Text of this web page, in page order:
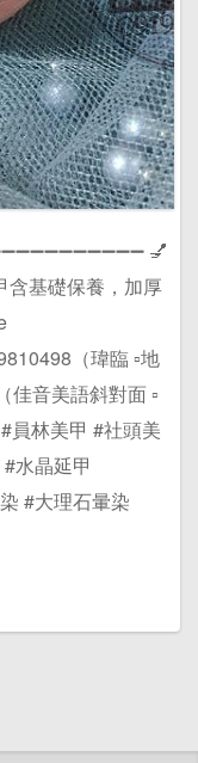
💅
含基礎保養，加厚
（瑋臨 ▫️地
佳音美語斜對面 ▫️
員林美甲 #社頭美
水晶延甲
#大理石暈染